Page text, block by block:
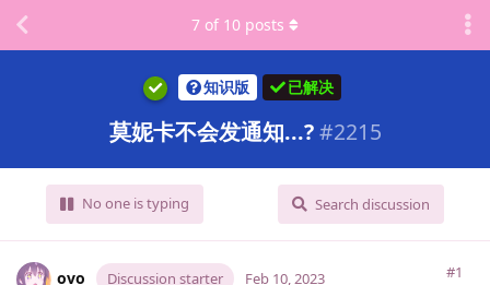
知识版 已解决
莫妮卡不会发通知...? #2215
No one is typing Search discussion
7 of 10 posts
ovo Discussion starter #1
Feb 10, 2023